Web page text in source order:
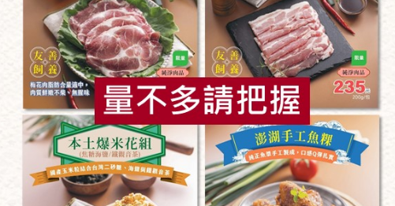
湧升海洋股份有限公司
野生透抽-600g
湧升海洋股份有限公司
澎湖花枝漿-300g
300克
葷
冷凍
$270 暫無庫存
看更多產品
惜食 RPET 食譜 減硝酸鹽 雞蛋 食安 共同購買